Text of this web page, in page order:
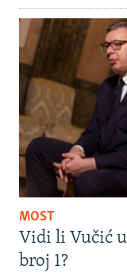
MOST
Vidi li Vučić
broj 1?